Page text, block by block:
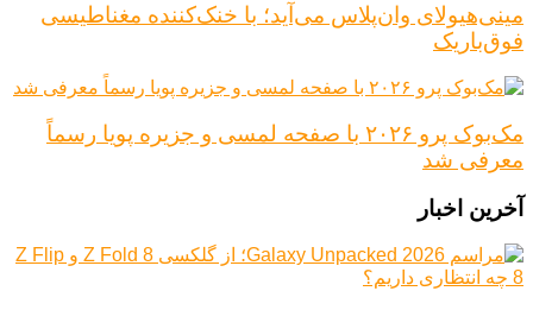
مینی‌هیولای وان‌پلاس می‌آید؛ با خنک‌کننده مغناطیسی
فوق‌باریک
مک‌بوک پرو ۲۰۲۶ با صفحه لمسی و جزیره پویا رسماً
معرفی شد
آخرین اخبار